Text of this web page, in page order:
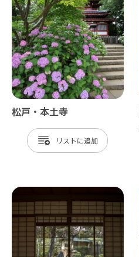
松戸・本土寺
リスト